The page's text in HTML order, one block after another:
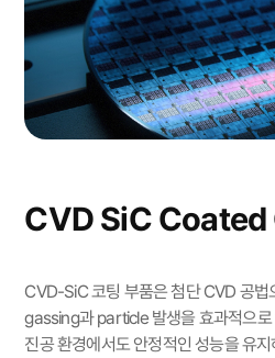
CVD SiC
CVD-SiC 코팅 부품은 첨단 CVD 공
gassing과 particle 발생을 효과적으로
진공 환경에서도 안정적인 성능을 유